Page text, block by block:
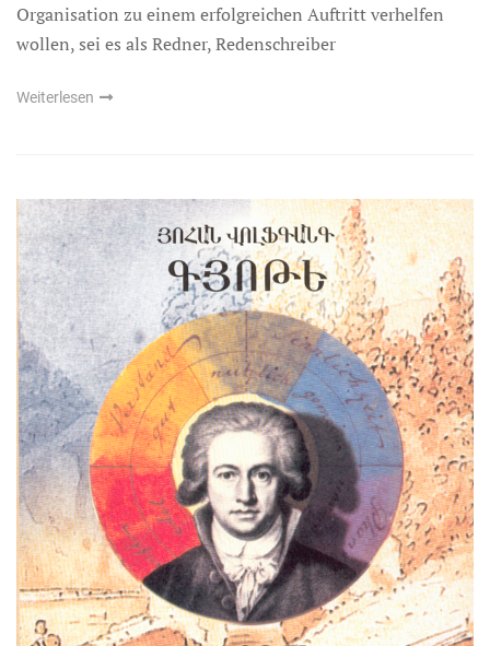
Organisation zu einem erfolgreichen Auftritt verhelfen
wollen, sei es als Redner, Redenschreiber
Weiterlesen